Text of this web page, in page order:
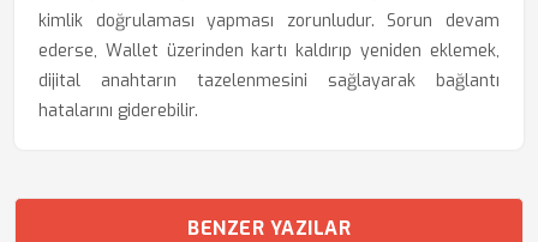
kimlik doğrulaması yapması zorunludur. Sorun devam
ederse, Wallet üzerinden kartı kaldırıp yeniden eklemek,
dijital anahtarın tazelenmesini sağlayarak bağlantı
hatalarını giderebilir.
BENZER YAZILAR